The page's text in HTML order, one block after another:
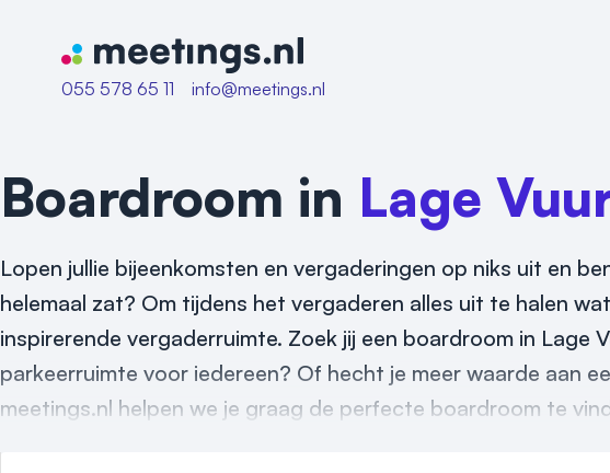
Naar home van Meetings
055 578 65 11
info@meetings.nl
Boardroom in Lage
Lopen jullie bijeenkomsten en vergaderingen op niks uit en
helemaal zat? Om tijdens het vergaderen alles uit te halen
inspirerende vergaderruimte. Zoek jij een boardroom in Lage
parkeerruimte voor iedereen? Of hecht je meer waarde aan
meetings.nl helpen we je graag de perfecte boardroom te